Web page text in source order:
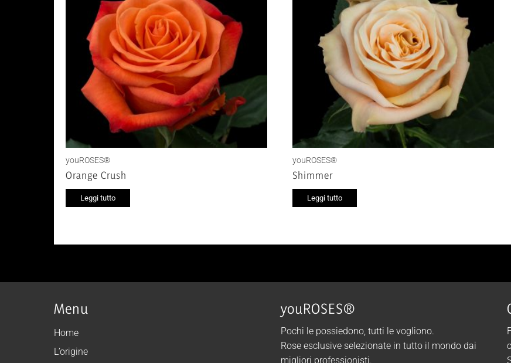
youROSES®
Orange Crush
Leggi tutto
youROSES®
Shimmer
Leggi tutto
Menu
Home
L’origine
youROSES®
Pochi le possiedono, tutti le vogliono.
Rose esclusive selezionate in tutto il mondo dai
migliori professionisti.